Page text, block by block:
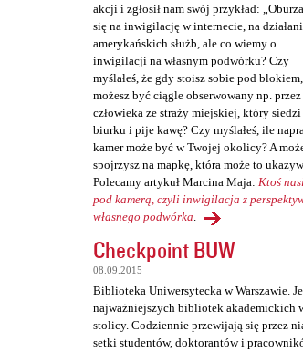
akcji i zgłosił nam swój przykład:
się na inwigilację w internecie, na
amerykańskich służb, ale co wiemy o
inwigilacji na własnym podwórku? Czy
myślałeś, że gdy stoisz sobie pod blokiem,
możesz być ciągle obserwowany np. przez
człowieka ze straży miejskiej, który
biurku i pije kawę? Czy myślałeś, ile
kamer może być w Twojej okolicy? A
spojrzysz na mapkę, która może to
Polecamy artykuł Marcina Maja: Ktoś
pod kamerą, czyli inwigilacja z
własnego podwórka.
Checkpoint BUW
08.09.2015
Biblioteka Uniwersytecka w Warszawie.
najważniejszych bibliotek akademickich
stolicy. Codziennie przewijają się przez
setki studentów, doktorantów i